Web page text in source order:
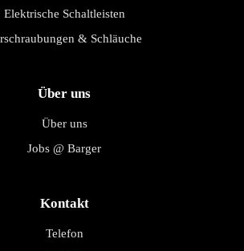
Elektrische Schaltleisten
& Schläuche
Über uns
Über uns
Jobs @ Barger
Kontakt
Telefon